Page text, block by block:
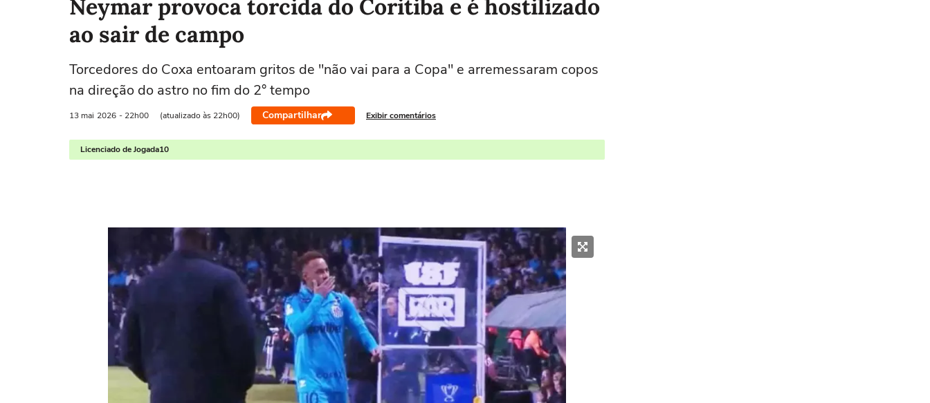
Neymar provoca torcida do Coritiba e é hostilizado
ao sair de campo
Torcedores do Coxa entoaram gritos de "não vai para a Copa" e arremessaram copos
na direção do astro no fim do 2° tempo
13 mai 2026 - 22h00 (atualizado às 22h00) Compartilhar Exibir comentários
Licenciado de Jogada10